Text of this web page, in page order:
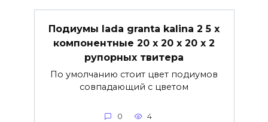
Подиумы lada granta kalina 2 5 х
компонентные 20 х 20 х 20 х 2
рупорных твитера
По умолчанию стоит цвет подиумов
совпадающий с цветом
0 4